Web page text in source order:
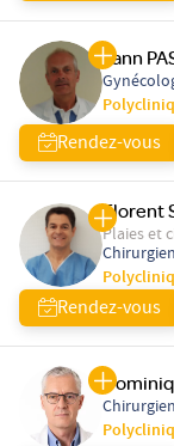
Yann
Rendez-vous
Florent
Plaies et
Rendez-vous